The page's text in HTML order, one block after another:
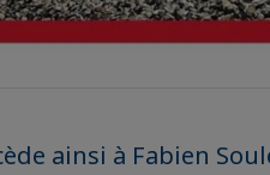
ainsi à Fabien